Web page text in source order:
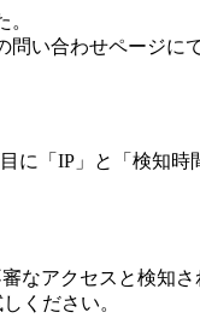
い合わせページに
「IP」と「検知
なアクセスと検知さ
ください。